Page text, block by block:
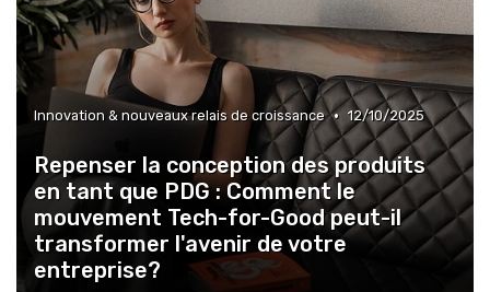
Innovation & nouveaux relais de croissance • 12/10/2025
Repenser la conception des produits
en tant que PDG : Comment le
mouvement Tech-for-Good peut-il
transformer l'avenir de votre
entreprise?